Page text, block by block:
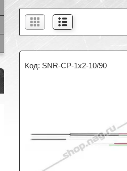
SNR-CP-1x2-10/90